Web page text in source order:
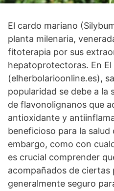
El cardo mariano
planta milenaria,
fitoterapia por sus
hepatoprotectoras. En El
(elherbolarioonline.es),
popularidad se debe a la
de flavonolignanos que
antioxidante y
beneficioso para la salud
embargo, como con
es crucial comprender
acompañados de ciertas
generalmente seguro